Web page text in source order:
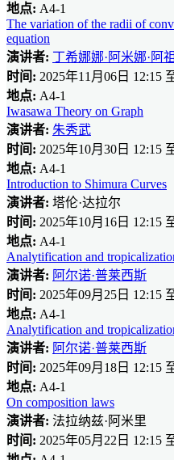
地点: A4-1
The variation of the radii of
equation
演讲者: 丁希娜娜·阿米娜·阿
时间: 2025年11月06日 12:15
地点: A4-1
Iwasawa Theory on Graph
演讲者: 朱秀武
时间: 2025年10月30日 12:15
地点: A4-1
Introduction to Shimura Curves
演讲者: 塔伦·达拉尔
时间: 2025年10月16日 12:15
地点: A4-1
Analytification and
演讲者: 阿尔诺·普莱西斯
时间: 2025年09月25日 12:15
地点: A4-1
Analytification and
演讲者: 阿尔诺·普莱西斯
时间: 2025年09月18日 12:15
地点: A4-1
On composition laws
演讲者: 法拉纳兹·阿米里
时间: 2025年05月22日 12:15